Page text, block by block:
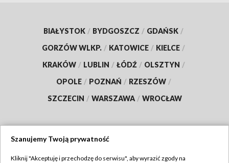
BIAŁYSTOK / BYDGOSZCZ / GDAŃSK /
GORZÓW WLKP. / KATOWICE / KIELCE /
KRAKÓW / LUBLIN / ŁÓDŹ / OLSZTYN /
OPOLE / POZNAŃ / RZESZÓW /
SZCZECIN / WARSZAWA / WROCŁAW
Szanujemy Twoją prywatność
Kliknij "Akceptuję i przechodzę do serwisu", aby wyrazić zgody na